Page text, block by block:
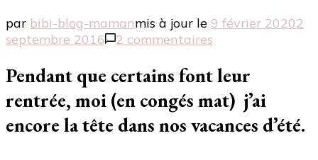
par bibi-blog-mamanmis à jour le 9 février 20202
septembre 2016
2 commentaires
d’été
2016
:
Photos,
images
Pendant que certains font leur
rentrée, moi (en congés mat) j’ai
encore la tête dans nos vacances d’été.